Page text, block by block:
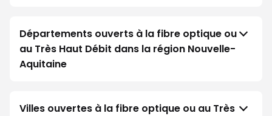
Départements ouverts à la fibre optique ou
au Très Haut Débit dans la région Nouvelle-
Aquitaine
Villes ouvertes à la fibre optique ou au Très